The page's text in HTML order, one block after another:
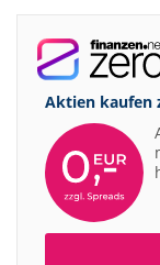
Aktien kaufen